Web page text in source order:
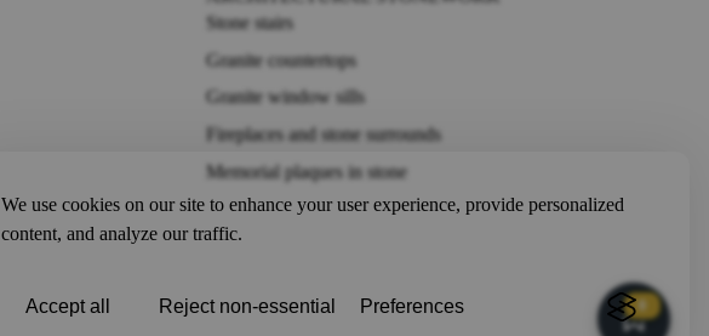
We use cookies on our site to enhance your user experience, provide personalized
content, and analyze our traffic.
Accept all Reject non-essential Preferences 0
Stone stairs
Granite countertops
Granite window sills
Fireplaces and stone surrounds
Memorial plaques in stone